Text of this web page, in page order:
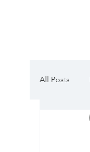
All Posts